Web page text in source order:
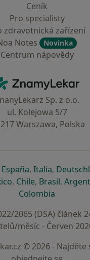
Ceník
Pro specialisty
zdravotnická zařízení
Notes
Novinka
Centrum nápovědy
ZnamyLekar -
Sp. z o.o.
ul. Kolejowa 5/7
Warszawa, Polska
nové záložce
otevře v nové záložce
Españase otevře v
, Italiase otevře
,
v nové záložce
se otevře v nové
, Chilese otevře v
, Brasilse
,
Colombia
2065 (DSA) článek
měsíc - Červen
© 2026 - Najděte